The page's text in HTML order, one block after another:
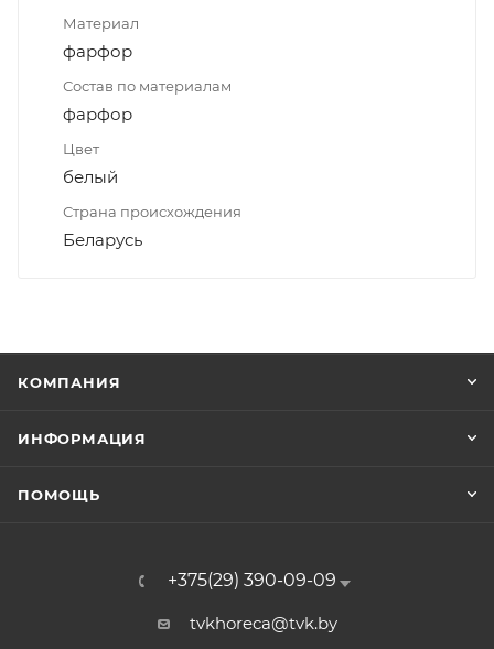
Материал
фарфор
Состав по материалам
фарфор
Цвет
белый
Страна происхождения
Беларусь
КОМПАНИЯ
ИНФОРМАЦИЯ
ПОМОЩЬ
+375(29) 390-09-09
tvkhoreca@tvk.by